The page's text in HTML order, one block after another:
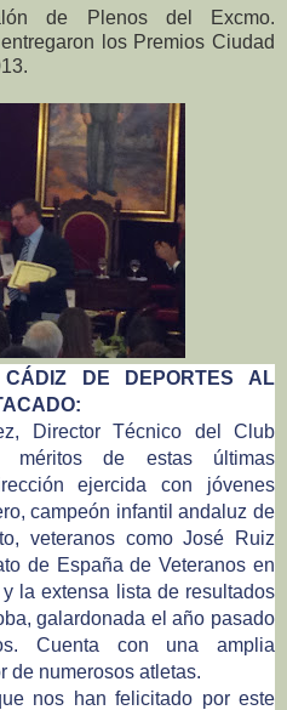
de Plenos del Excmo.
los Premios Ciudad
DE DEPORTES AL
Director Técnico del Club
méritos de estas últimas
ejercida con jóvenes
campeón infantil andaluz de
veteranos como José Ruiz
de España de Veteranos en
la extensa lista de resultados
galardonada el año pasado
Cuenta con una amplia
de numerosos atletas.
nos han felicitado por este